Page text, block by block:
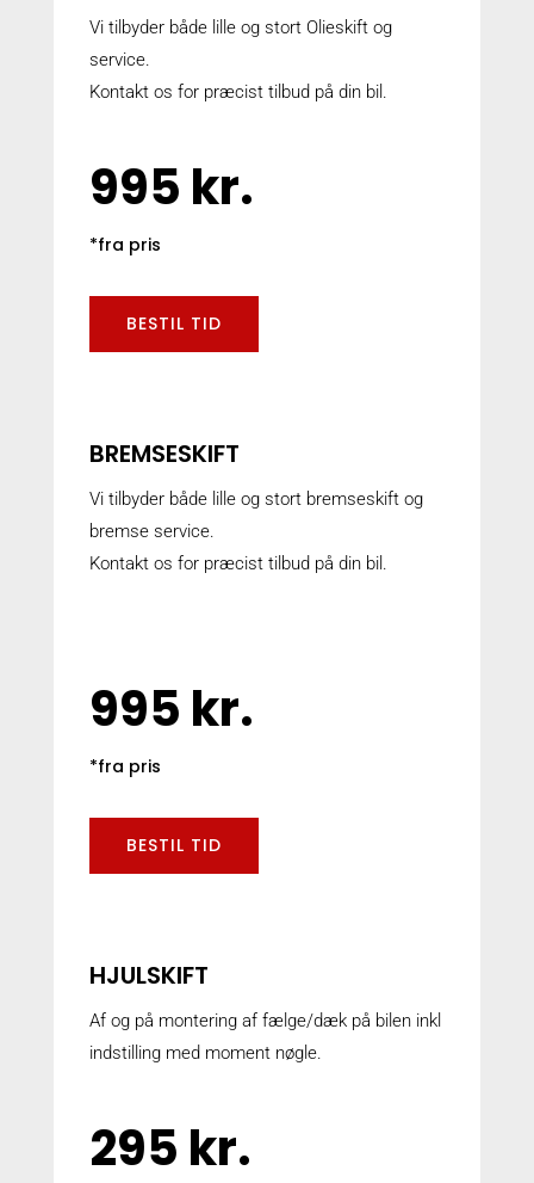
Vi tilbyder både lille og stort Olieskift og
service.
Kontakt os for præcist tilbud på din bil.
995 kr.
*fra pris
BESTIL TID
BREMSESKIFT
Vi tilbyder både lille og stort bremseskift og
bremse service.
Kontakt os for præcist tilbud på din bil.
995 kr.
*fra pris
BESTIL TID
HJULSKIFT
Af og på montering af fælge/dæk på bilen inkl
indstilling med moment nøgle.
295 kr.